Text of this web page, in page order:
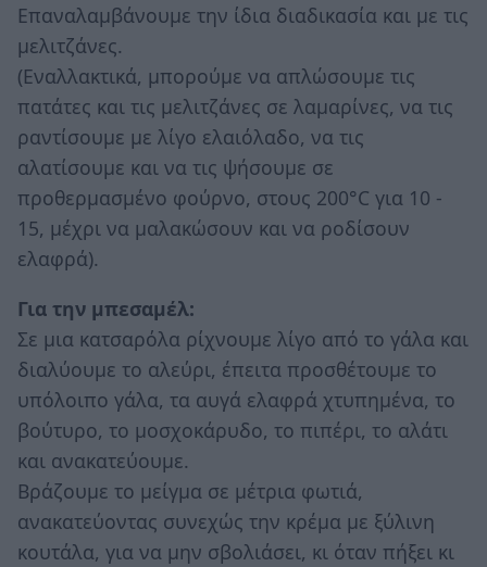
Επαναλαμβάνουμε την ίδια διαδικασία και με τις
μελιτζάνες.
(Εναλλακτικά, μπορούμε να απλώσουμε τις
πατάτες και τις μελιτζάνες σε λαμαρίνες, να τις
ραντίσουμε με λίγο ελαιόλαδο, να τις
αλατίσουμε και να τις ψήσουμε σε
προθερμασμένο φούρνο, στους 200°C για 10 -
15, μέχρι να μαλακώσουν και να ροδίσουν
ελαφρά).
Για την μπεσαμέλ:
Σε μια κατσαρόλα ρίχνουμε λίγο από το γάλα και
διαλύουμε το αλεύρι, έπειτα προσθέτουμε το
υπόλοιπο γάλα, τα αυγά ελαφρά χτυπημένα, το
βούτυρο, το μοσχοκάρυδο, το πιπέρι, το αλάτι
και ανακατεύουμε.
Βράζουμε το μείγμα σε μέτρια φωτιά,
ανακατεύοντας συνεχώς την κρέμα με ξύλινη
κουτάλα, για να μην σβολιάσει, κι όταν πήξει κι